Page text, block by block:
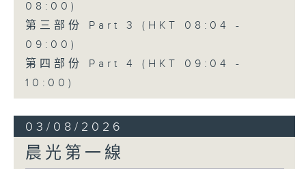
08:00)
第三部份 Part 3 (HKT 08:04 -
09:00)
第四部份 Part 4 (HKT 09:04 -
10:00)
03/08/2026
晨光第一線